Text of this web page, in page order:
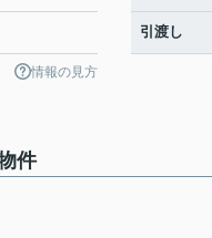
情報の見方
引渡し
件